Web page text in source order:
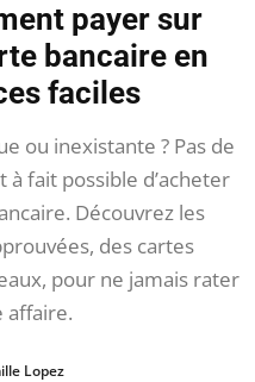
payer sur
bancaire en
faciles
ou inexistante ? Pas de
fait possible d’acheter
Découvrez les
des cartes
pour ne jamais rater
affaire.
Lopez